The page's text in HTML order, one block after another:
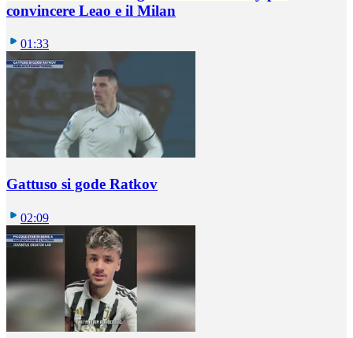
convincere Leao e il Milan
01:33
Gattuso si gode Ratkov
02:09